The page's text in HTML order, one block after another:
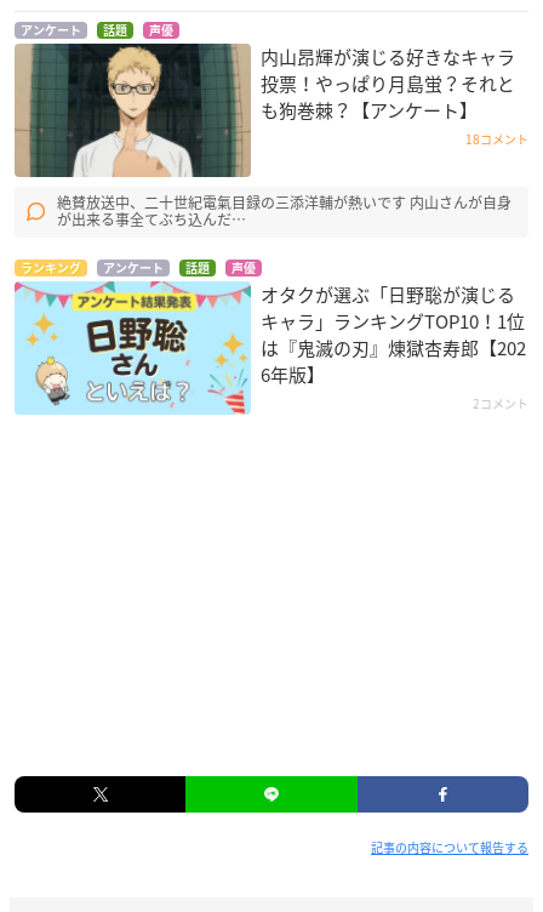
アンケート 話題 声優
内山昂輝が演じる好きなキャラ
投票！やっぱり月島蛍？それと
も狗巻棘？【アンケート】
18コメント
絶賛放送中、二十世紀電氣目録の三添洋輔が熱いです 内山さんが自身
が出来る事全てぶち込んだ…
ランキング アンケート 話題 声優
オタクが選ぶ「日野聡が演じる
キャラ」ランキングTOP10！1位
は『鬼滅の刃』煉󠄁獄杏寿郎【202
6年版】
2コメント
記事の内容について報告する